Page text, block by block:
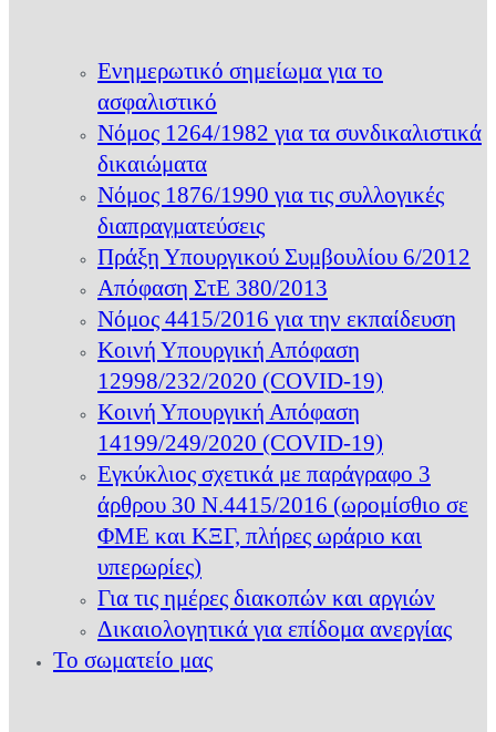
Ενημερωτικό σημείωμα για το
ασφαλιστικό
Νόμος 1264/1982 για τα συνδικαλιστικά
δικαιώματα
Νόμος 1876/1990 για τις συλλογικές
διαπραγματεύσεις
Πράξη Υπουργικού Συμβουλίου 6/2012
Απόφαση ΣτΕ 380/2013
Νόμος 4415/2016 για την εκπαίδευση
Κοινή Υπουργική Απόφαση
12998/232/2020 (COVID-19)
Κοινή Υπουργική Απόφαση
14199/249/2020 (COVID-19)
Εγκύκλιος σχετικά με παράγραφο 3
άρθρου 30 Ν.4415/2016 (ωρομίσθιο σε
ΦΜΕ και ΚΞΓ, πλήρες ωράριο και
υπερωρίες)
Για τις ημέρες διακοπών και αργιών
Δικαιολογητικά για επίδομα ανεργίας
Το σωματείο μας